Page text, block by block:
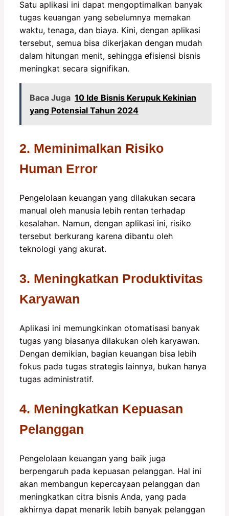
Satu aplikasi ini dapat mengoptimalkan banyak
tugas keuangan yang sebelumnya memakan
waktu, tenaga, dan biaya. Kini, dengan aplikasi
tersebut, semua bisa dikerjakan dengan mudah
dalam hitungan menit, sehingga efisiensi bisnis
meningkat secara signifikan.
Baca Juga 10 Ide Bisnis Kerupuk Kekinian
yang Potensial Tahun 2024
2. Meminimalkan Risiko
Human Error
Pengelolaan keuangan yang dilakukan secara
manual oleh manusia lebih rentan terhadap
kesalahan. Namun, dengan aplikasi ini, risiko
tersebut berkurang karena dibantu oleh
teknologi yang akurat.
3. Meningkatkan Produktivitas
Karyawan
Aplikasi ini memungkinkan otomatisasi banyak
tugas yang biasanya dilakukan oleh karyawan.
Dengan demikian, bagian keuangan bisa lebih
fokus pada tugas strategis lainnya, bukan hanya
tugas administratif.
4. Meningkatkan Kepuasan
Pelanggan
Pengelolaan keuangan yang baik juga
berpengaruh pada kepuasan pelanggan. Hal ini
akan membangun kepercayaan pelanggan dan
meningkatkan citra bisnis Anda, yang pada
akhirnya dapat menarik lebih banyak pelanggan